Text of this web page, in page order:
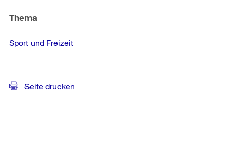
Thema
Sport und Freizeit
Seite drucken